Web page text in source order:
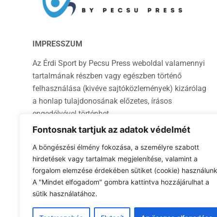
Fontosnak tartjuk az adatok védelmét
A böngészési élmény fokozása, a személyre szabott
hirdetések vagy tartalmak megjelenítése, valamint a
forgalom elemzése érdekében sütiket (cookie)
A "Mindet elfogadom" gombra kattintva hozzájárulhat a
sütik használatához.
IMPRESSZUM
Az Érdi Sport by Pecsu Press weboldal valamennyi
tartalmának részben vagy egészben történő
felhasználása (kivéve sajtóközlemények) kizárólag
a honlap tulajdonosának előzetes, írásos
engedélyével történhet.
Kiadó: Pecsuvácz Péter E. V. (Pecsu Press)
Kiadó székhelye: 2030 Érd, Fácán köz 20/1
Kiadásért és szerkesztésért felelős személy:
Pecsuvácz Péter
Kapcsolat:erdisport@erdisport.hu